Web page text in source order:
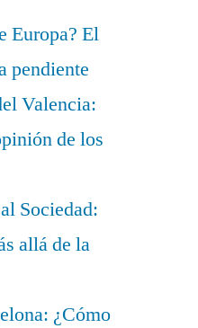
Europa? El
pendiente
Valencia:
de los
Sociedad:
allá de la
¿Cómo